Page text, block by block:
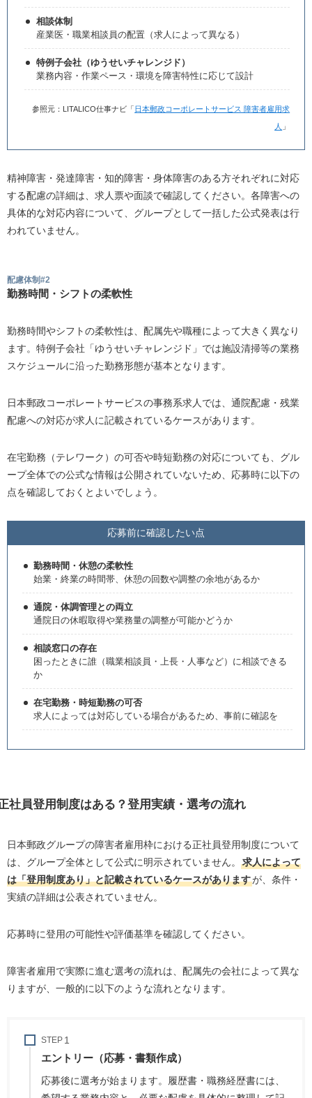
相談体制
産業医・職業相談員の配置（求人によって異なる）
特例子会社（ゆうせいチャレンジド）
業務内容・作業ペース・環境を障害特性に応じて設計
参照元：LITALICO仕事ナビ「日本郵政コーポレートサービス 障害者雇用求
人 」
精神障害・発達障害・知的障害・身体障害のある方それぞれに対応
する配慮の詳細は、求人票や面談で確認してください。各障害への
具体的な対応内容について、グループとして一括した公式発表は行
われていません。
配慮体制#2
勤務時間・シフトの柔軟性
勤務時間やシフトの柔軟性は、配属先や職種によって大きく異なり
ます。特例子会社「ゆうせいチャレンジド」では施設清掃等の業務
スケジュールに沿った勤務形態が基本となります。
日本郵政コーポレートサービスの事務系求人では、通院配慮・残業
配慮への対応が求人に記載されているケースがあります。
在宅勤務（テレワーク）の可否や時短勤務の対応についても、グル
ープ全体での公式な情報は公開されていないため、応募時に以下の
点を確認しておくとよいでしょう。
応募前に確認したい点
勤務時間・休憩の柔軟性
始業・終業の時間帯、休憩の回数や調整の余地があるか
通院・体調管理との両立
通院日の休暇取得や業務量の調整が可能かどうか
相談窓口の存在
困ったときに誰（職業相談員・上長・人事など）に相談できる
か
在宅勤務・時短勤務の可否
求人によっては対応している場合があるため、事前に確認を
社員登用制度はある？登用実績・選考の流れ
日本郵政グループの障害者雇用枠における正社員登用制度について
は、グループ全体として公式に明示されていません。
求人によって
は「登用制度あり」と記載されているケースがありますが、条件・
実績の詳細は公表されていません。
応募時に登用の可能性や評価基準を確認してください。
障害者雇用で実際に進む選考の流れは、配属先の会社によって異な
りますが、一般的に以下のような流れとなります。
STEP
エントリー（応募・書類作成）
応募後に選考が始まります。履歴書・職務経歴書には、